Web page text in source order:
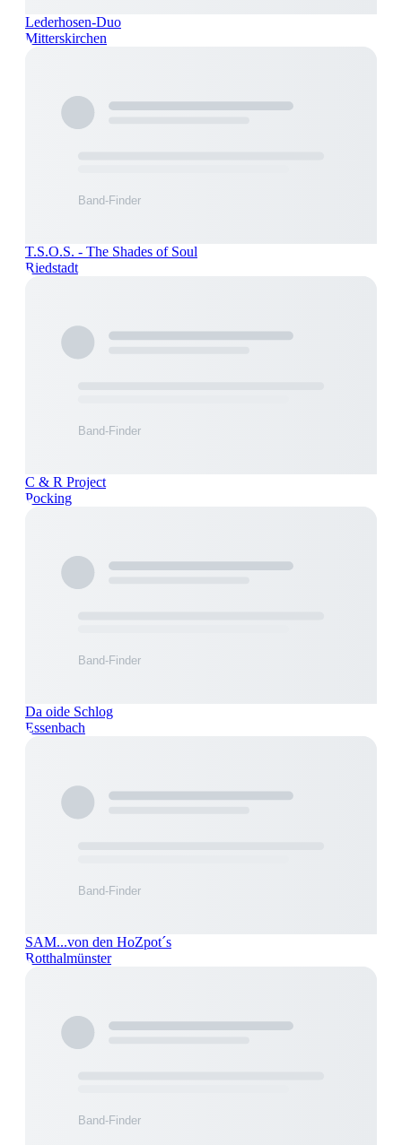
Lederhosen-Duo
Mitterskirchen
T.S.O.S. - The Shades of Soul
Riedstadt
C & R Project
Pocking
Da oide Schlog
Essenbach
SAM...von den HoZpot´s
Rotthalmünster